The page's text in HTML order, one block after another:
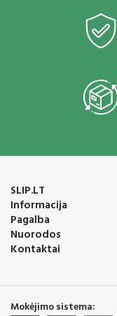
SLIP.LT
Informacija
Pagalba
Nuorodos
Kontaktai
Mokėjimo sistema: